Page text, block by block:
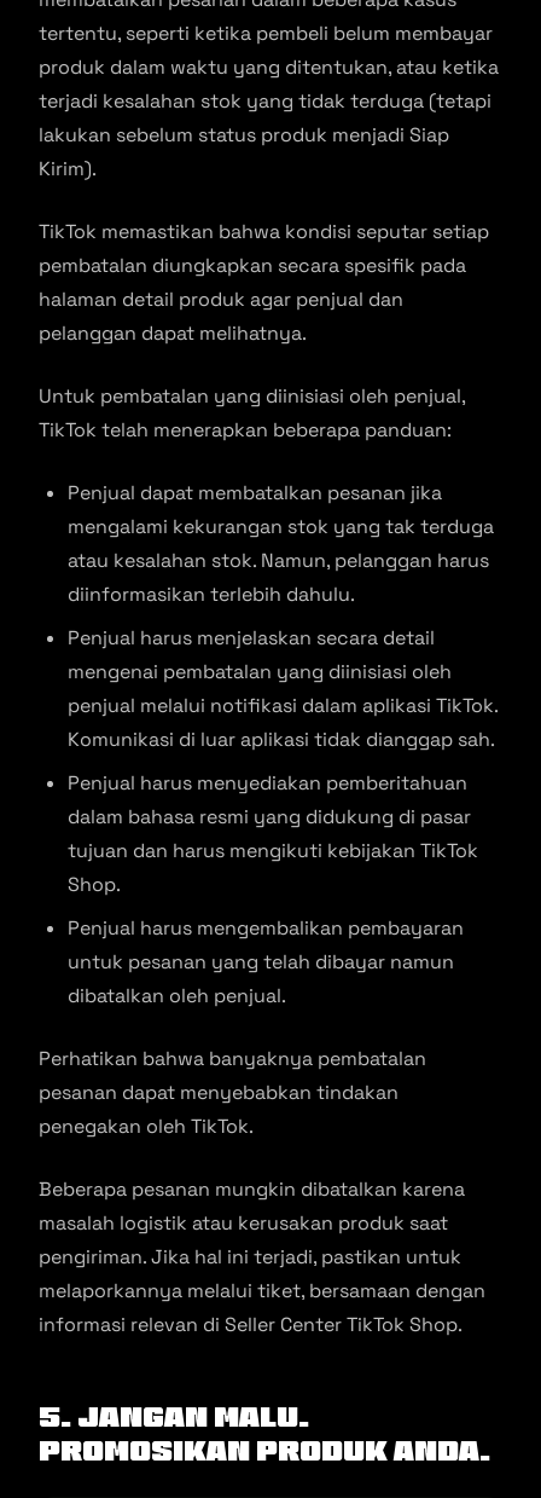
tertentu, seperti ketika pembeli belum membayar
produk dalam waktu yang ditentukan, atau ketika
terjadi kesalahan stok yang tidak terduga (tetapi
lakukan sebelum status produk menjadi Siap
Kirim).
TikTok memastikan bahwa kondisi seputar setiap
pembatalan diungkapkan secara spesifik pada
halaman detail produk agar penjual dan
pelanggan dapat melihatnya.
Untuk pembatalan yang diinisiasi oleh penjual,
TikTok telah menerapkan beberapa panduan:
Penjual dapat membatalkan pesanan jika
mengalami kekurangan stok yang tak terduga
atau kesalahan stok. Namun, pelanggan harus
diinformasikan terlebih dahulu.
Penjual harus menjelaskan secara detail
mengenai pembatalan yang diinisiasi oleh
penjual melalui notifikasi dalam aplikasi TikTok.
Komunikasi di luar aplikasi tidak dianggap sah.
Penjual harus menyediakan pemberitahuan
dalam bahasa resmi yang didukung di pasar
tujuan dan harus mengikuti kebijakan TikTok
Shop.
Penjual harus mengembalikan pembayaran
untuk pesanan yang telah dibayar namun
dibatalkan oleh penjual.
Perhatikan bahwa banyaknya pembatalan
pesanan dapat menyebabkan tindakan
penegakan oleh TikTok.
Beberapa pesanan mungkin dibatalkan karena
masalah logistik atau kerusakan produk saat
pengiriman. Jika hal ini terjadi, pastikan untuk
melaporkannya melalui tiket, bersamaan dengan
informasi relevan di Seller Center TikTok Shop.
5. Jangan Malu.
Promosikan Produk Anda.